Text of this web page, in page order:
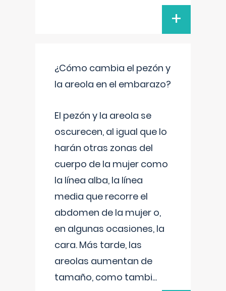
+
¿Cómo cambia el pezón y
la areola en el embarazo?
El pezón y la areola se
oscurecen, al igual que lo
harán otras zonas del
cuerpo de la mujer como
la línea alba, la línea
media que recorre el
abdomen de la mujer o,
en algunas ocasiones, la
cara. Más tarde, las
areolas aumentan de
tamaño, como tambi...